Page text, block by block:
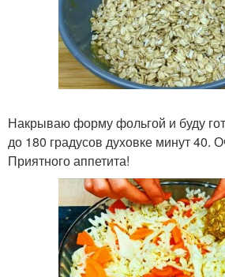
Накрываю форму фольгой и буду
до 180 градусов духовке минут 40.
Приятного аппетита!